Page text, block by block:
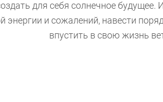
для себя солнечное будущее.
энергии и сожалений, навести
впустить в свою жизнь